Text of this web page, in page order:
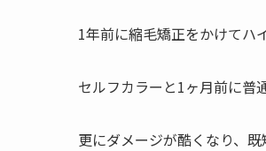
1年前に縮毛矯正をかけてハ
セルフカラーと1ヶ月前に普
更にダメージが酷くなり、既